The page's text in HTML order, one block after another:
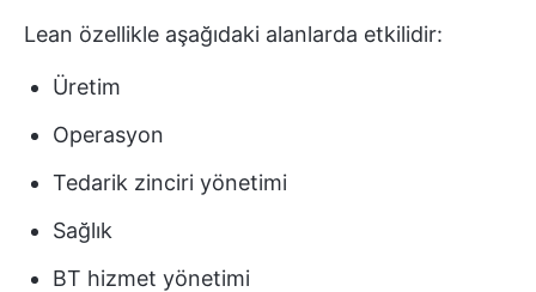
Lean özellikle aşağıdaki alanlarda etkilidir:
Üretim
Operasyon
Tedarik zinciri yönetimi
Sağlık
BT hizmet yönetimi